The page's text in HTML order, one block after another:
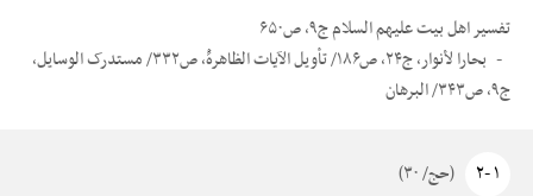
تفسیر اهل بیت علیهم السلام ج۹، ص۶۵۰
بحارا لأنوار، ج۲۴، ص۱۸۶/ تأویل الآیات الظاهرهًْ، ص۳۳۲/ مستدرک الوسایل،
ج۹، ص۳۴۳/ البرهان
۱ -۲ (حج/ ۳۰)